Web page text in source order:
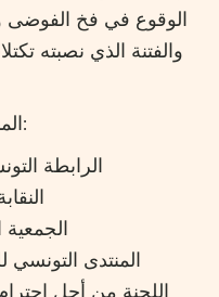
الوقوع في فخ الفوضى
والفتنة الذي نصبته
المنظمات الممضية على هذا البيان:
– الرابطة
–
–
– المنتدى